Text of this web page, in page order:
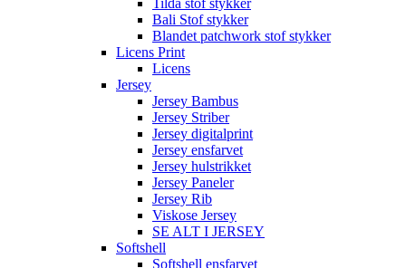
Tilda stof stykker
Bali Stof stykker
Blandet patchwork stof stykker
Licens Print
Licens
Jersey
Jersey Bambus
Jersey Striber
Jersey digitalprint
Jersey ensfarvet
Jersey hulstrikket
Jersey Paneler
Jersey Rib
Viskose Jersey
SE ALT I JERSEY
Softshell
Softshell ensfarvet